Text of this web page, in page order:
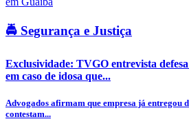
🚔 Segurança e Justiça
Exclusividade: TVGO entrevista
em caso de idosa que...
Advogados afirmam que empresa já entregou
contestam...